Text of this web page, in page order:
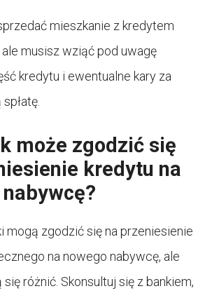
mieszkanie z kredytem
musisz wziąć pod uwagę
kredytu i ewentualne kary za
może zgodzić się
kredytu na
mogą zgodzić się na przeniesienie
na nowego nabywcę, ale
różnić. Skonsultuj się z bankiem,